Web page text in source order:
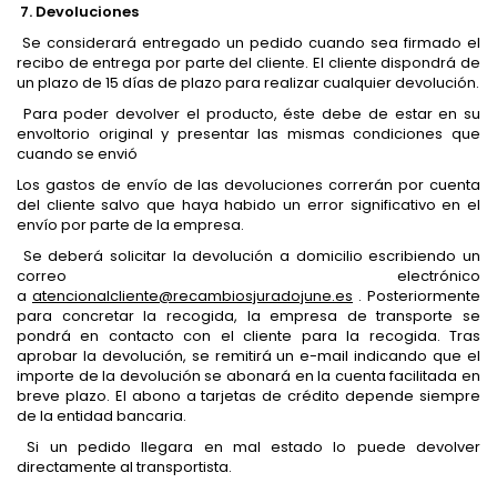
7. Devoluciones
Se considerará entregado un pedido cuando sea firmado el
recibo de entrega por parte del cliente. El cliente dispondrá de
un plazo de 15 días de plazo para realizar cualquier devolución.
Para poder devolver el producto, éste debe de estar en su
envoltorio original y presentar las mismas condiciones que
cuando se envió
Los gastos de envío de las devoluciones correrán por cuenta
del cliente salvo que haya habido un error significativo en el
envío por parte de la empresa.
Se deberá solicitar la devolución a domicilio escribiendo un
correo electrónico
a atencionalcliente@recambiosjuradojune.es . Posteriormente
para concretar la recogida, la empresa de transporte se
pondrá en contacto con el cliente para la recogida. Tras
aprobar la devolución, se remitirá un e-mail indicando que el
importe de la devolución se abonará en la cuenta facilitada en
breve plazo. El abono a tarjetas de crédito depende siempre
de la entidad bancaria.
Si un pedido llegara en mal estado lo puede devolver
directamente al transportista.